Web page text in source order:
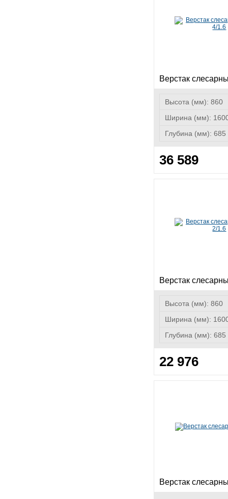
Верстак
Высота (мм): 860
Ширина (мм):
Глубина (мм): 685
36 589
Верстак
Высота (мм): 860
Ширина (мм):
Глубина (мм): 685
22 976
Верстак